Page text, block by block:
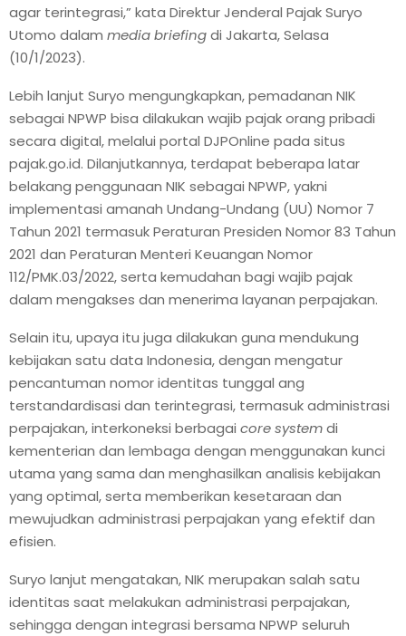
agar terintegrasi,” kata Direktur Jenderal Pajak Suryo
Utomo dalam media briefingdi Jakarta, Selasa
(10/1/2023).
Lebih lanjut Suryo mengungkapkan, pemadanan NIK
sebagai NPWP bisa dilakukan wajib pajak orang pribadi
secara digital, melalui portal DJPOnline pada situs
pajak.go.id. Dilanjutkannya, terdapat beberapa latar
belakang penggunaan NIK sebagai NPWP, yakni
implementasi amanah Undang-Undang (UU) Nomor 7
Tahun 2021 termasuk Peraturan Presiden Nomor 83 Tahun
2021 dan Peraturan Menteri Keuangan Nomor
112/PMK.03/2022, serta kemudahan bagi wajib pajak
dalam mengakses dan menerima layanan perpajakan.
Selain itu, upaya itu juga dilakukan guna mendukung
kebijakan satu data Indonesia, dengan mengatur
pencantuman nomor identitas tunggal ang
terstandardisasi dan terintegrasi, termasuk administrasi
perpajakan, interkoneksi berbagai core systemdi
kementerian dan lembaga dengan menggunakan kunci
utama yang sama dan menghasilkan analisis kebijakan
yang optimal, serta memberikan kesetaraan dan
mewujudkan administrasi perpajakan yang efektif dan
efisien.
Suryo lanjut mengatakan, NIK merupakan salah satu
identitas saat melakukan administrasi perpajakan,
sehingga dengan integrasi bersama NPWP seluruh